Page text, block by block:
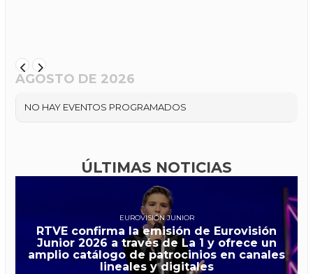
AGOSTO DE 2026
NO HAY EVENTOS PROGRAMADOS
ÚLTIMAS NOTICIAS
EUROVISIÓN JUNIOR
RTVE confirma la emisión de Eurovisión
Junior 2026 a través de La 1 y ofrece un
amplio catálogo de patrocinios en canales
lineales y digitales